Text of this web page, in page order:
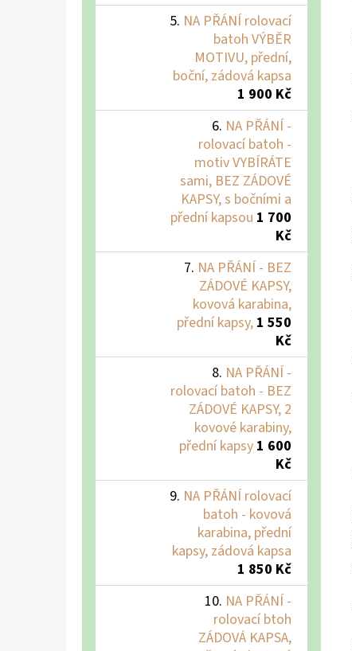
NA PŘÁNÍ rolovací
batoh VÝBĚR
MOTIVU, přední,
boční, zádová kapsa
1 900 Kč
NA PŘÁNÍ -
rolovací batoh -
motiv VYBÍRÁTE
sami, BEZ ZÁDOVÉ
KAPSY, s bočními a
přední kapsou 1 700
Kč
NA PŘÁNÍ - BEZ
ZÁDOVÉ KAPSY,
kovová karabina,
přední kapsy, 1 550
Kč
NA PŘÁNÍ -
rolovací batoh - BEZ
ZÁDOVÉ KAPSY, 2
kovové karabiny,
přední kapsy 1 600
Kč
NA PŘÁNÍ rolovací
batoh - kovová
karabina, přední
kapsy, zádová kapsa
1 850 Kč
NA PŘÁNÍ -
rolovací btoh
ZÁDOVÁ KAPSA,